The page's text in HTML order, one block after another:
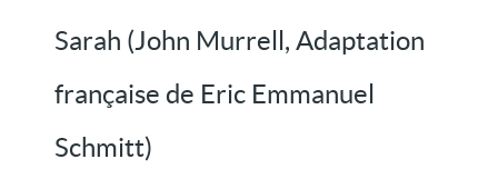
Sarah (John Murrell, Adaptation
française de Eric Emmanuel
Schmitt)